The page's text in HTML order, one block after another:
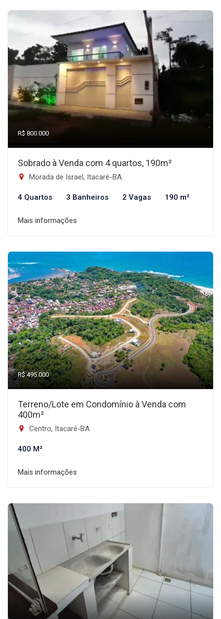
R$ 800.000
Sobrado à Venda com 4 quartos, 190m²
Morada de Israel, Itacaré-BA
4 Quartos 3 Banheiros 2 Vagas 190 m²
Mais informações
R$ 495.000
Terreno/Lote em Condomínio à Venda com
400m²
Centro, Itacaré-BA
400 M²
Mais informações